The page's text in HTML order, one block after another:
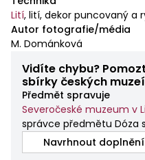
Lití, lití, dekor puncovaný a
Autor fotografie/média
M. Dománková
Vidíte chybu?
sbírky českých
Předmět spravuje
Severočeské muzeum v
správce předmětu Dóza
Navrhnout